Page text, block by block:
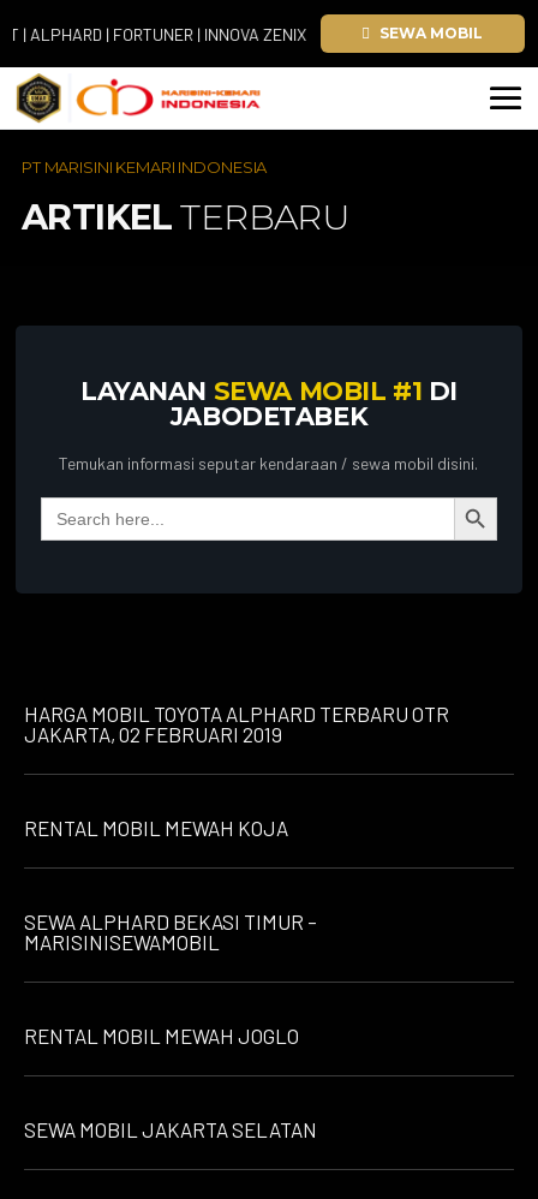
| FORTUNER | INNOVA ZENIX | HIACE SEWA MOBIL
PT MARISINI KEMARI INDONESIA
ARTIKEL TERBARU
LAYANAN SEWA MOBIL #1 DI
JABODETABEK
Temukan informasi seputar kendaraan / sewa mobil disini.
Search
for:
Search Button
HARGA MOBIL TOYOTA ALPHARD TERBARU OTR
JAKARTA, 02 FEBRUARI 2019
RENTAL MOBIL MEWAH KOJA
SEWA ALPHARD BEKASI TIMUR –
MARISINISEWAMOBIL
RENTAL MOBIL MEWAH JOGLO
SEWA MOBIL JAKARTA SELATAN